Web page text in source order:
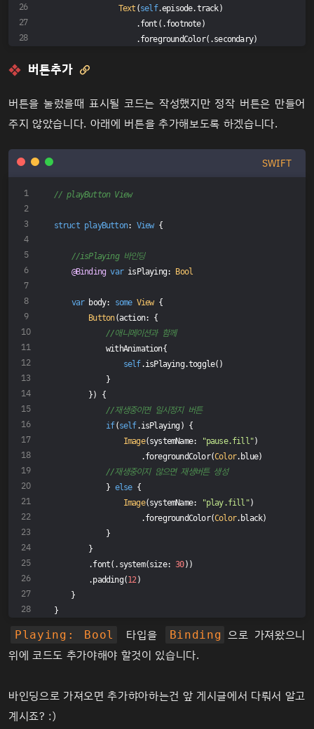
Text (self.episode.track)
                    .font(.footnote)
                    .foregroundColor(.secondary)
                playButton()
            }
//버튼을 눌렀을때 적용시켜줄 삼항연산자 코드 추가
            .padding(isPlaying
            .background(
self.isPlaying ? Color.yellow : Color
            .cornerRadius(
버튼추가 
버튼을 눌렀을때 표시될 코드는 작성했지만 정작 버튼은 만들어
주지 않았습니다. 아래에 버튼을 추가해보도록 하겠습니다.
SWIFT
// playButton View
struct playButton: View {
//isPlaying 바인딩
@Binding var isPlaying: Bool
var body: some View {
Button(action: {
//애니메이션과 함께
            withAnimation{
self.isPlaying.toggle()
            }
        }) {
//재생중이면 일시정지 버튼
if(self.isPlaying) {
Image(systemName: "pause.fill")
                    .foregroundColor(
Color.blue)
//재생중이지 않으면 재생버튼 생성
            }
else {
Image(systemName: "play.fill")
                    .foregroundColor(
Color.black)
            }
        }
        .font(.system(size:
30))
        .padding(
12)
    }
}
Playing: Bool 타입을 Binding 으로 가져왔으니
위에 코드도 추가야해야 할것이 있습니다.
바인딩으로 가져오면 추가햐아하는건 앞 게시글에서 다뤄서 알고
계시죠? :)